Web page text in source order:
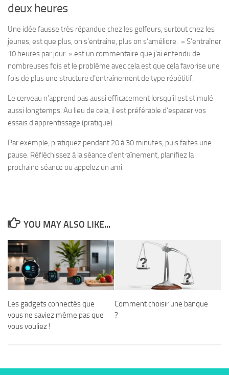
deux heures
Une idée fausse très répandue chez les golfeurs, surtout chez les
jeunes, est que plus, on s’entraîne, plus on s’améliore. » S’entraîner
10 heures par jour » est un commentaire que j’ai entendu de
nombreuses fois et le problème avec cela est que cela favorise une
fois de plus une structure d’entraînement de type répétitif.
Le cerveau n’apprend pas aussi efficacement lorsqu’il est stimulé
aussi longtemps. Au lieu de cela, il est préférable d’espacer vos
essais d’apprentissage (pratique).
Par exemple, pratiquez pendant 20 à 30 minutes, puis faites une
pause. Réfléchissez à la séance d’entraînement, planifiez la
prochaine séance ou appelez un ami.
YOU MAY ALSO LIKE...
Les gadgets connectés que
vous ne saviez même pas que
vous vouliez !
Comment choisir une banque
?